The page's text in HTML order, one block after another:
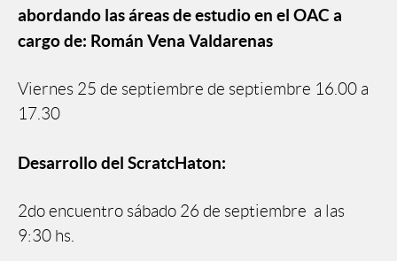
abordando las áreas de estudio en el OAC a
cargo de: Román Vena Valdarenas
Viernes 25 de septiembre de septiembre 16.00 a
17.30
Desarrollo del ScratcHaton:
2do encuentro sábado 26 de septiembre a las
9:30 hs.